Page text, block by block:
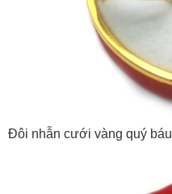
Đôi nhẫn cưới vàng quý báu